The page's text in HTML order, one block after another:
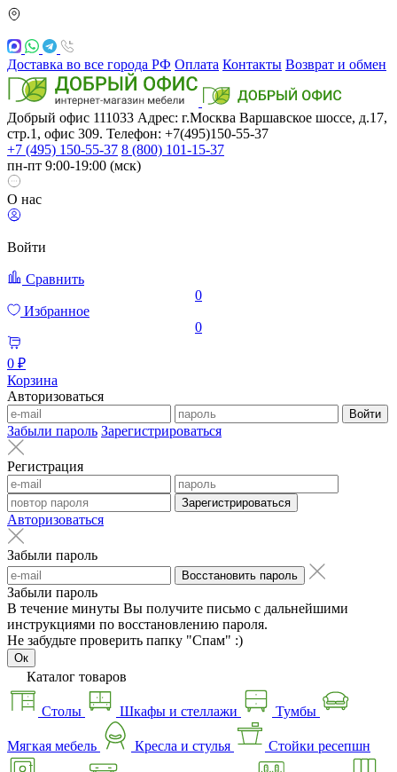
Доставка во все города РФ Оплата Контакты Возврат и обмен
Добрый офис 111033 Адрес: г.Москва Варшавское шоссе, д.17,
стр.1, офис 309. Телефон: +7(495)150-55-37
+7 (495) 150-55-37 8 (800) 101-15-37
пн-пт 9:00-19:00 (мск)
О нас
Войти
Сравнить
0
Избранное
0
0 ₽
Корзина
Авторизоваться
Войти
Забыли пароль Зарегистрироваться
Регистрация
Зарегистрироваться
Авторизоваться
Забыли пароль
Восстановить пароль
Забыли пароль
В течение минуты Вы получите письмо с дальнейшими
инструкциями по восстановлению пароля.
Не забудьте проверить папку "Спам" :)
Ок
Каталог товаров
Столы Шкафы и стеллажи Тумбы
Мягкая мебель Кресла и стулья Стойки ресепшн